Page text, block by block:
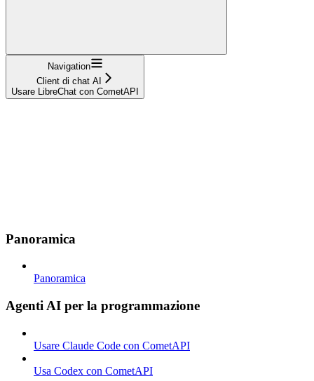
Navigation
Client di chat AI
Usare LibreChat con CometAPI
Panoramica
Panoramica
Agenti AI per la programmazione
Usare Claude Code con CometAPI
Usa Codex con CometAPI